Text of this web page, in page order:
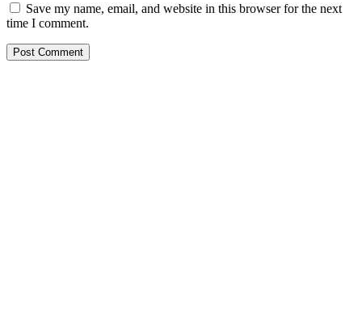
Save my name, email, and website in this browser for the next
time I comment.